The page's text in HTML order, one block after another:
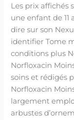
Les prix affichés
une enfant de 11
dire sur son
identifier Tome
conditions plus
Norfloxacin
soins et rédigés
Norfloxacin
largement
arbustes